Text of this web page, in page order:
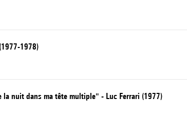
1978)
la nuit dans ma tête multiple" - Luc Ferrari (1977)